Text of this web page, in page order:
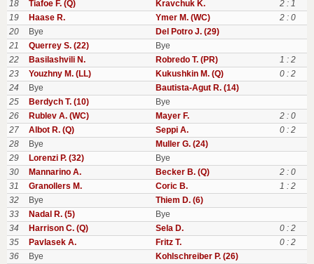
18
Tiafoe F. (Q) Kravchuk K.
2 : 1
19
Haase R. Ymer M. (WC)
2 : 0
20
Bye
Del Potro J. (29)
21
Querrey S. (22)
Bye
22
Basilashvili N. Robredo T. (PR)
1 : 2
23
Youzhny M. (LL) Kukushkin M. (Q)
0 : 2
24
Bye
Bautista-Agut R. (14)
25
Berdych T. (10)
Bye
26
Rublev A. (WC) Mayer F.
2 : 0
27
Albot R. (Q) Seppi A.
0 : 2
28
Bye
Muller G. (24)
29
Lorenzi P. (32)
Bye
30
Mannarino A. Becker B. (Q)
2 : 0
31
Granollers M. Coric B.
1 : 2
32
Bye
Thiem D. (6)
33
Nadal R. (5)
Bye
34
Harrison C. (Q) Sela D.
0 : 2
35
Pavlasek A. Fritz T.
0 : 2
36
Bye
Kohlschreiber P. (26)